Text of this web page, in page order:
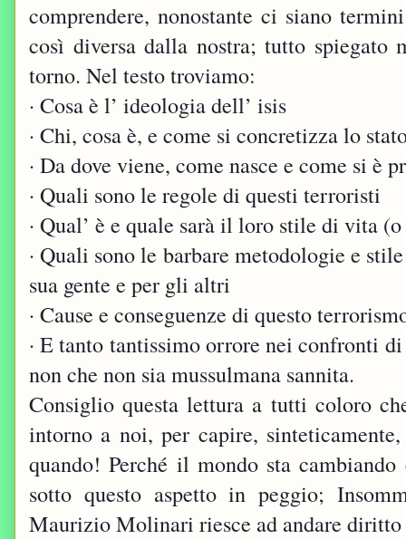
comprendere, nonostante ci siano
così diversa dalla nostra; tutto spiegato
torno. Nel testo troviamo:
· Cosa è l’ ideologia dell’ isis
· Chi, cosa è, e come si concretizza lo
· Da dove viene, come nasce e come si è
· Quali sono le regole di questi terroristi
· Qual’ è e quale sarà il loro stile di vita
· Quali sono le barbare metodologie e
sua gente e per gli altri
· Cause e conseguenze di questo
· E tanto tantissimo orrore nei confronti
non che non sia mussulmana sannita.
Consiglio questa lettura a tutti coloro
intorno a noi, per capire,
quando! Perché il mondo sta
sotto questo aspetto in peggio;
Maurizio Molinari riesce ad andare